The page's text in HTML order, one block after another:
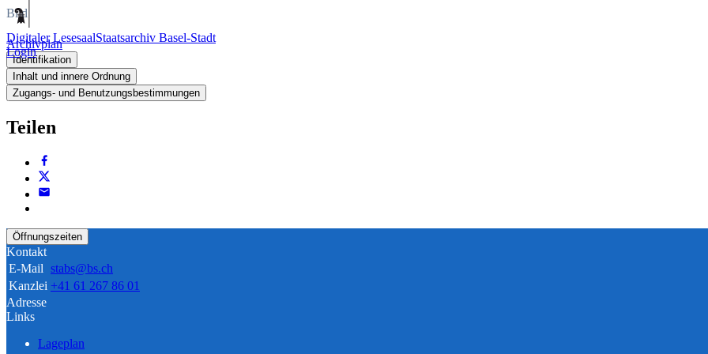
Digitaler LesesaalStaatsarchiv Basel-Stadt
Login
Bild
Archivplan
Identifikation
Inhalt und innere Ordnung
Zugangs- und Benutzungsbestimmungen
Teilen
Öffnungszeiten
Kontakt
E-Mail stabs@bs.ch
Kanzlei +41 61 267 86 01
Adresse
Links
Lageplan